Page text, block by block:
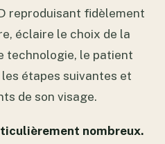
reproduisant fidèlement
éclaire le choix de la
technologie, le patient
étapes suivantes et
de son visage.
nombreux.